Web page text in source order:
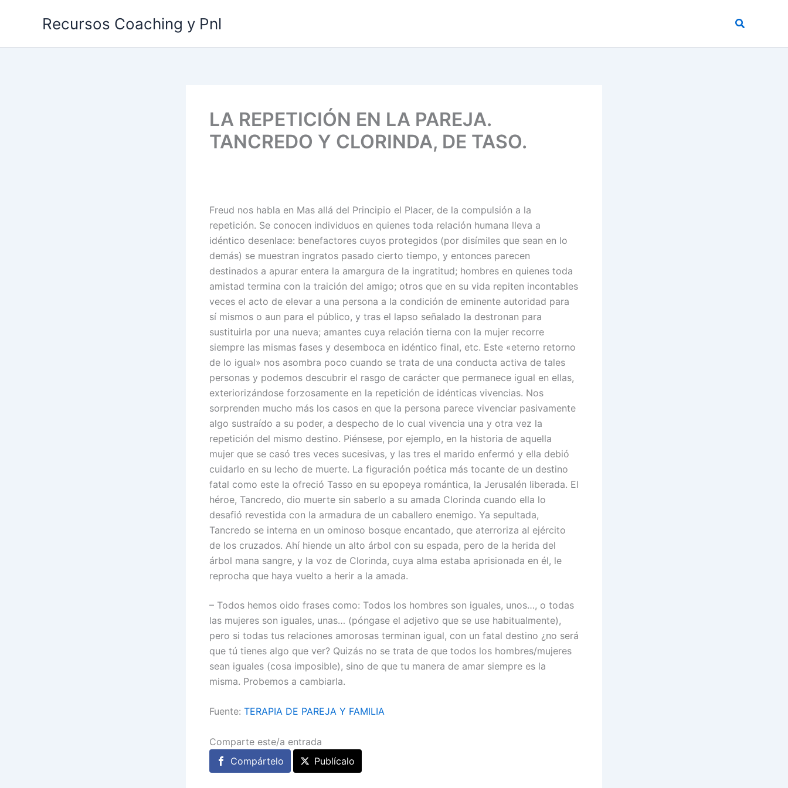
Recursos Coaching y Pnl Buscar
LA REPETICIÓN EN LA PAREJA.
TANCREDO Y CLORINDA, DE TASO.
Freud nos habla en Mas allá del Principio el Placer, de la compulsión a la
repetición. Se conocen individuos en quienes toda relación humana lleva a
idéntico desenlace: benefactores cuyos protegidos (por disímiles que sean en lo
demás) se muestran ingratos pasado cierto tiempo, y entonces parecen
destinados a apurar entera la amargura de la ingratitud; hombres en quienes toda
amistad termina con la traición del amigo; otros que en su vida repiten incontables
veces el acto de elevar a una persona a la condición de eminente autoridad para
sí mismos o aun para el público, y tras el lapso señalado la destronan para
sustituirla por una nueva; amantes cuya relación tierna con la mujer recorre
siempre las mismas fases y desemboca en idéntico final, etc. Este «eterno retorno
de lo igual» nos asombra poco cuando se trata de una conducta activa de tales
personas y podemos descubrir el rasgo de carácter que permanece igual en ellas,
exteriorizándose forzosamente en la repetición de idénticas vivencias. Nos
sorprenden mucho más los casos en que la persona parece vivenciar pasivamente
algo sustraído a su poder, a despecho de lo cual vivencia una y otra vez la
repetición del mismo destino. Piénsese, por ejemplo, en la historia de aquella
mujer que se casó tres veces sucesivas, y las tres el marido enfermó y ella debió
cuidarlo en su lecho de muerte. La figuración poética más tocante de un destino
fatal como este la ofreció Tasso en su epopeya romántica, la Jerusalén liberada. El
héroe, Tancredo, dio muerte sin saberlo a su amada Clorinda cuando ella lo
desafió revestida con la armadura de un caballero enemigo. Ya sepultada,
Tancredo se interna en un ominoso bosque encantado, que aterroriza al ejército
de los cruzados. Ahí hiende un alto árbol con su espada, pero de la herida del
árbol mana sangre, y la voz de Clorinda, cuya alma estaba aprisionada en él, le
reprocha que haya vuelto a herir a la amada.
– Todos hemos oido frases como: Todos los hombres son iguales, unos…, o todas
las mujeres son iguales, unas… (póngase el adjetivo que se use habitualmente),
pero si todas tus relaciones amorosas terminan igual, con un fatal destino ¿no será
que tú tienes algo que ver? Quizás no se trata de que todos los hombres/mujeres
sean iguales (cosa imposible), sino de que tu manera de amar siempre es la
misma. Probemos a cambiarla.
Fuente: TERAPIA DE PAREJA Y FAMILIA
Comparte este/a entrada
Compártelo
Publícalo